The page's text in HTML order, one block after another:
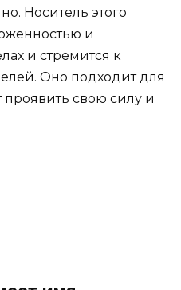
Носитель этого
и
и стремится к
Оно подходит для
свою силу и